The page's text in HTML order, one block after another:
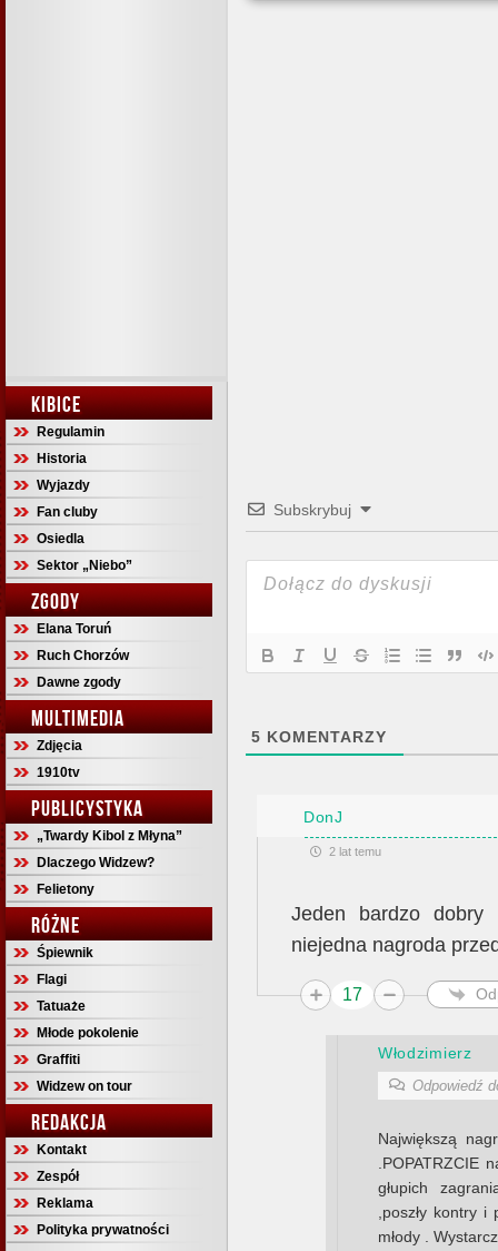
KIBICE
Regulamin
Historia
Wyjazdy
Fan cluby
Osiedla
Sektor „Niebo”
ZGODY
Elana Toruń
Ruch Chorzów
Dawne zgody
MULTIMEDIA
Zdjęcia
1910tv
PUBLICYSTYKA
„Twardy Kibol z Młyna”
Dlaczego Widzew?
Felietony
RÓŻNE
Śpiewnik
Flagi
Tatuaże
Młode pokolenie
Graffiti
Widzew on tour
REDAKCJA
Kontakt
Zespół
Reklama
Polityka prywatności
Subskrybuj
5 KOMENTARZY
DonJ
2 lat temu
Jeden bardzo
niejedna nagroda
17
Włodzimierz
Odpowiedź
Największą
.POPATRZCIE
głupich
,poszły kontry
młody .